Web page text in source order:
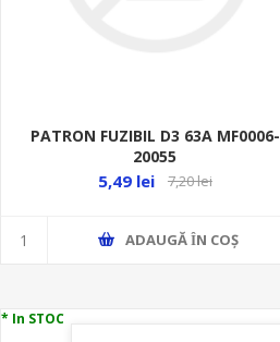
PATRON FUZIBIL D3 63A MF0006-
20055
5,49 lei 7,20 lei
ADAUGĂ ȊN COŞ
* In STOC